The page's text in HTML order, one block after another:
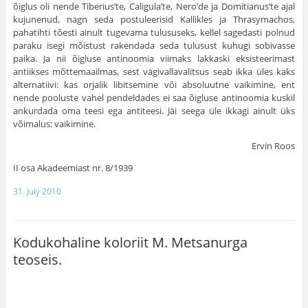
õiglus oli nende Tiberius’te, Caligula’te, Nero’de ja Domitianus’te ajal
kujunenud, nagn seda postuleerisid Kallikles ja Thrasyma­chos,
pahatihti tõesti ainult tugevama tulususeks, kellel sagedasti polnud
paraku isegi mõistust rakendada seda tulusust kuhugi sobivasse
paika. Ja nii õigluse antinoomia viimaks lakkaski eksisteerimast
antiikses mõttemaailmas, sest vägivallavalitsus seab ikka üles kaks
alternatiivi: kas orjalik libitsemine või abso­luutne vaikimine, ent
nende pooluste vahel pendeldades ei saa õigluse antinoo­mia kuskil
ankurdada oma teesi ega antiteesi. Jäi seega üle ikkagi ainult üks
võimalus: vaikimine.
Ervin Roos
II osa Akadeemiast nr. 8/1939
31. July 2010
Kodukohaline koloriit M. Metsanurga
teoseis.